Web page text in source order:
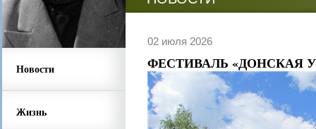
Новости
Жизнь
02 июля 2026
ФЕСТИВАЛЬ «ДОНСКАЯ